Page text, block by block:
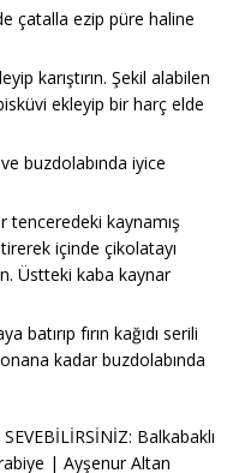
çatalla ezip püre haline
karıştırın. Şekil alabilen
ekleyip bir harç elde
buzdolabında iyice
tenceredeki kaynamış
içinde çikolatayı
Üstteki kaba kaynar
batırıp fırın kağıdı serili
kadar buzdolabında
Balkabaklı
| Ayşenur Altan